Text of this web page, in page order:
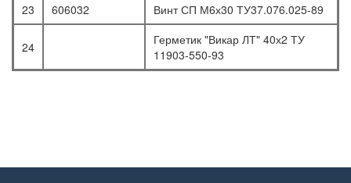
23
606032 Винт СП М6х30 ТУ37.076.025-89
24
Герметик "Викар ЛТ" 40х2 ТУ
11903-550-93